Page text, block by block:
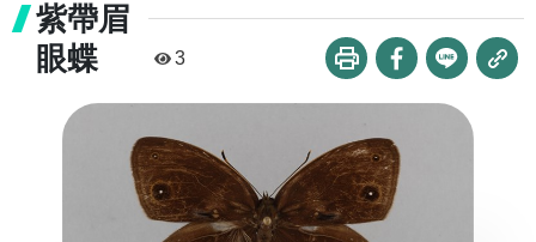
紫帶眉
眼蝶
3